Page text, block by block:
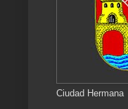
Ciudad Hermana